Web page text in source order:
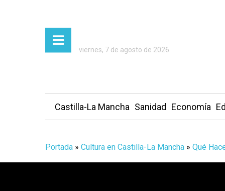
viernes, 7 de agosto de 2026
Castilla-La Mancha Sanidad Economía
Portada » Cultura en Castilla-La Mancha » Qué